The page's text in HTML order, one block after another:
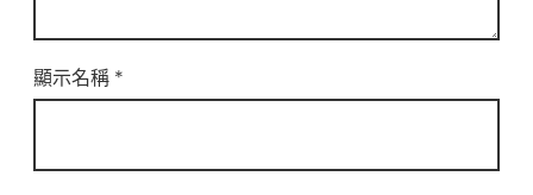
顯示名稱 *